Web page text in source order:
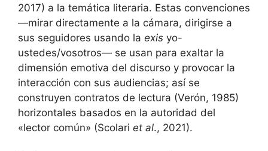
2017) a la temática literaria. Estas convenciones
—mirar directamente a la cámara, dirigirse a
sus seguidores usando la exis yo-
ustedes/vosotros— se usan para exaltar la
dimensión emotiva del discurso y provocar la
interacción con sus audiencias; así se
construyen contratos de lectura (Verón, 1985)
horizontales basados en la autoridad del
«lector común» (Scolari et al., 2021).